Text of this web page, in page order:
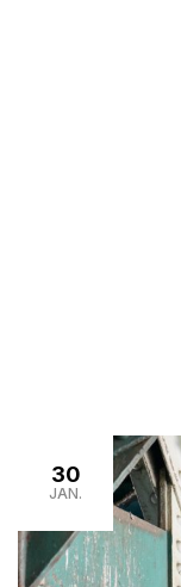
30
JAN.